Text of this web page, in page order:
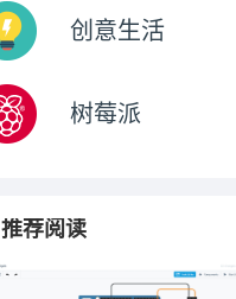
创意生活
树莓派
推荐阅读